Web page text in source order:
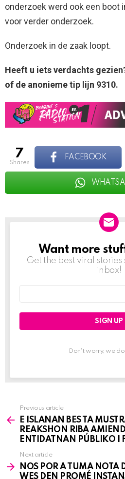
onderzoek werd ook een boot
voor verder onderzoek.
Onderzoek in de zaak loopt.
Heeft u iets verdachts
of de anonieme tip lijn 9310.
7
shares
FACEBOOK
NEWSLETTER
Want more
Get the best viral
inbox!
Don't worry, we
more
Previous article
E ISLANAN BES TA
REAKSHON RIBA
ENTIDATNAN PÚBLIKO I
Next article
NOS POR A TUMA NOTA
WES DEN PROMÉ